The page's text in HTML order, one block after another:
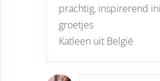
prachtig, inspirerend
groetjes
Katleen uit België